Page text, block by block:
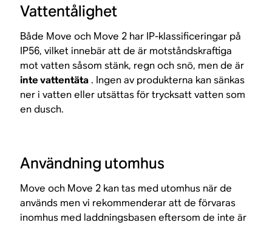
Vattentålighet
Både Move och Move 2 har IP-klassificeringar på
IP56, vilket innebär att de är motståndskraftiga
mot vatten såsom stänk, regn och snö, men de är
inte vattentäta. Ingen av produkterna kan sänkas
ner i vatten eller utsättas för trycksatt vatten som
en dusch.
Användning utomhus
Move och Move 2 kan tas med utomhus när de
används men vi rekommenderar att de förvaras
inomhus med laddningsbasen eftersom de inte är